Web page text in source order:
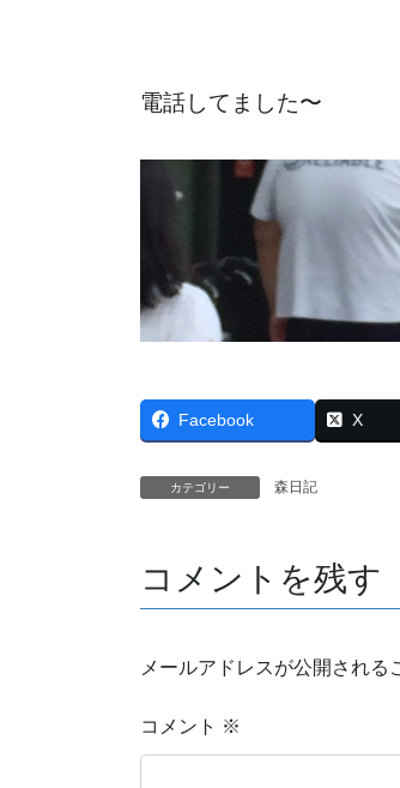
電話してました〜
Facebook X
カテゴリー 森日記
コメントを残す
メールアドレスが公開される
コメント ※